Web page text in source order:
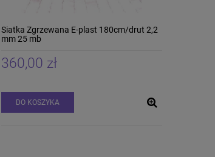
Siatka Zgrzewana E-plast 180cm/drut 2,2
mm 25 mb
360,00 zł
DO KOSZYKA